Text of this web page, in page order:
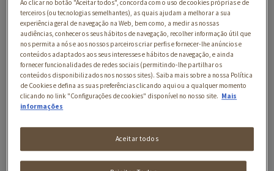
Diversificação do Rendimento.
Durante os dois primeiros anos, as famílias
inseridas no programa podem receber até 500
euros por ano (100 euros por cada área, e um
montante adicional de 100 euros, caso
cumpram todas condições e ações exigidas
para as quatro áreas). Os incentivos são
chefes de família para incentivar a igualdade
de género, partilhar responsabilidades
financeiras e contribuir para que os lares se
Ao clicar no botão "Aceitar todos", concorda com o uso de cookies próprias e de
terceiros (ou tecnologias semelhantes), as quais ajudam a melhorar a sua
experiência geral de navegação na Web, bem como, a medir as nossas
audiências, conhecer os seus hábitos de navegação, recolher informação útil que
nos permita a nós e aos nossos parceiros criar perfis e fornecer-lhe anúncios e
conteúdos adaptados aos seus interesses e hábitos de navegação, e ainda
fornecer funcionalidades de redes sociais (permitindo-lhe partilhar os
conteúdos disponibilizados nos nossos sites). Saiba mais sobre a nossa Política
de Cookies e defina as suas preferências clicando aqui ou a qualquer momento
clicando no link "Configurações de cookies" disponível no nosso site. Mais
informações
Aceitar todos